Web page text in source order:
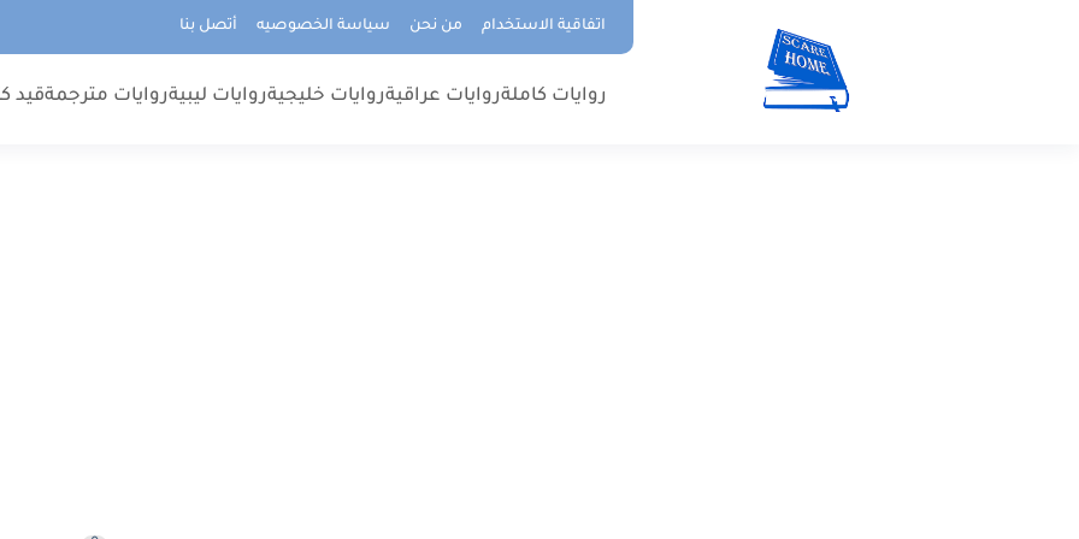
اتفاقية الاستخدام من نحن سياسة الخصوصيه أتصل بنا
روايات كاملةروايات عراقيةروايات خليجيةروايات ليبيةروايات مترجمةقيد